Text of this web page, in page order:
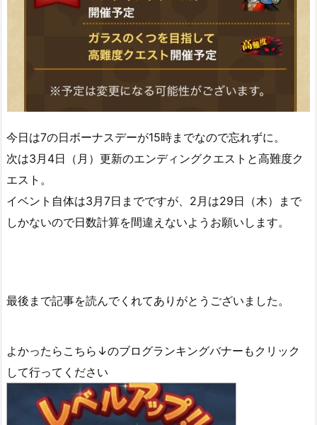
今日は7の日ボーナスデーが15時までなので忘れずに。
次は3月4日（月）更新のエンディングクエストと高難度ク
エスト。
イベント自体は3月7日までですが、2月は29日（木）まで
しかないので日数計算を間違えないようお願いします。
最後まで記事を読んでくれてありがとうございました。
よかったらこちら↓のブログランキングバナーもクリック
して行ってください